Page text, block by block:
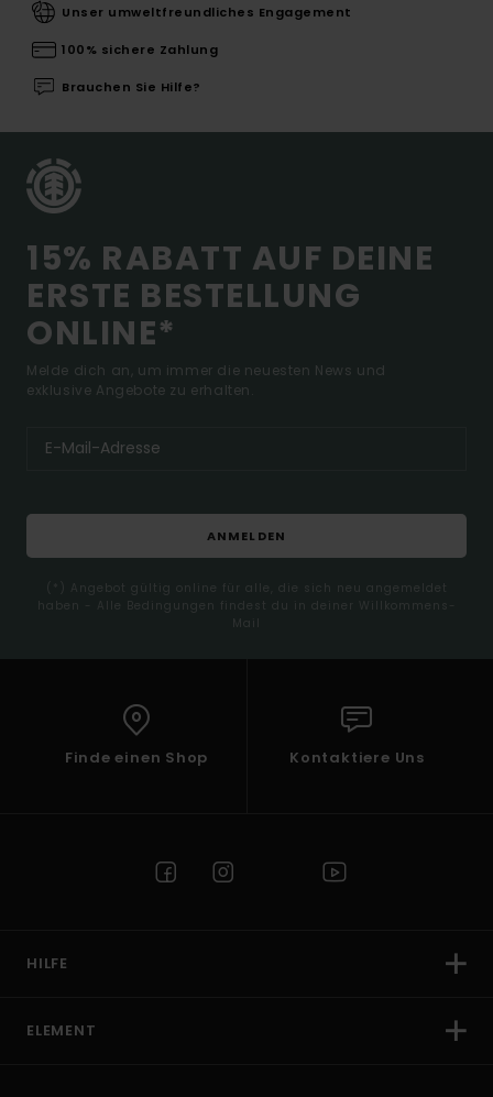
Unser umweltfreundliches Engagement
100% sichere Zahlung
Brauchen Sie Hilfe?
15% RABATT AUF DEINE
ERSTE BESTELLUNG
ONLINE*
Melde dich an, um immer die neuesten News und
exklusive Angebote zu erhalten.
ANMELDEN
(*) Angebot gültig online für alle, die sich neu angemeldet
haben - Alle Bedingungen findest du in deiner Willkommens-
Mail
Finde einen Shop Kontaktiere Uns
HILFE
ELEMENT